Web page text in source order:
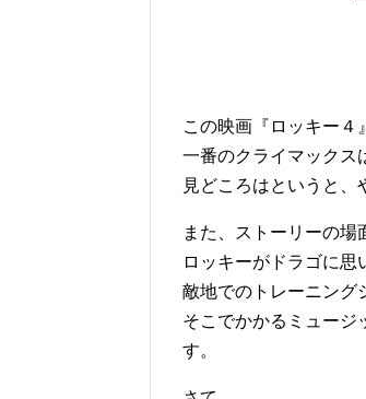
この映画『ロッキー４』
一番のクライマックス
見どころはというと、
また、ストーリーの場
ロッキーがドラゴに
敵地でのトレーニング
そこでかかるミュージ
す。